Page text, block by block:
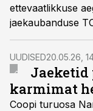
ettevaatlikkuse
jaekaubanduse
pälvinud Loverte
RRLektus on
kohaneda
tehnoloogiliste
UUDISED20.05.26,
Jaeketid
karmimat
Coopi turuosa